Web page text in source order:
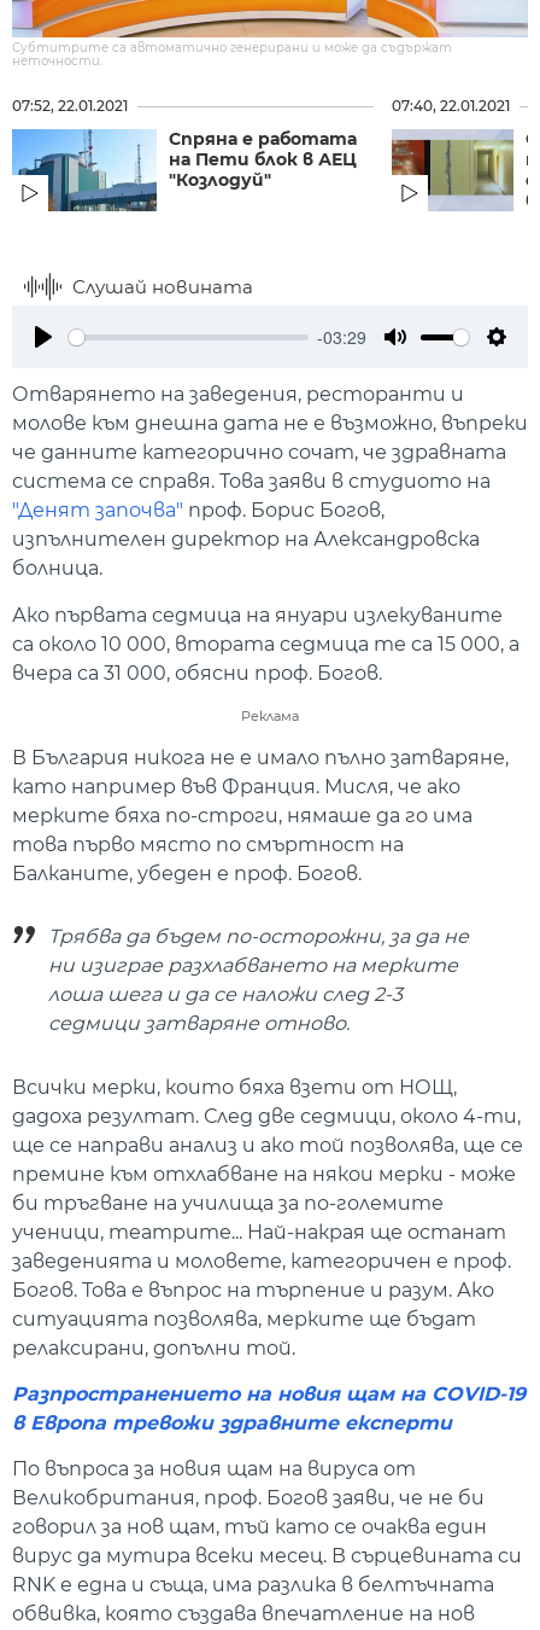
Субтитрите са автоматично генерирани и може да съдържат
неточности.
07:52, 22.01.2021
Спряна е работата
на Пети блок в АЕЦ
"Козлодуй"
07:40, 22.01.2021
Слушай новината
-03:29
Отварянето на заведения, ресторанти и
молове към днешна дата не е възможно, въпреки
че данните категорично сочат, че здравната
система се справя. Това заяви в студиото на
"Денят започва" проф. Борис Богов,
изпълнителен директор на Александровска
болница.
Ако първата седмица на януари излекуваните
са около 10 000, втората седмица те са 15 000, а
вчера са 31 000, обясни проф. Богов.
Реклама
В България никога не е имало пълно затваряне,
като например във Франция. Мисля, че ако
мерките бяха по-строги, нямаше да го има
това първо място по смъртност на
Балканите, убеден е проф. Богов.
Трябва да бъдем по-осторожни, за да не
ни изиграе разхлабването на мерките
лоша шега и да се наложи след 2-3
седмици затваряне отново.
Всички мерки, които бяха взети от НОЩ,
дадоха резултат. След две седмици, около 4-ти,
ще се направи анализ и ако той позволява, ще се
премине към отхлабване на някои мерки - може
би тръгване на училища за по-големите
ученици, театрите... Най-накрая ще останат
заведенията и моловете, категоричен е проф.
Богов. Това е въпрос на търпение и разум. Ако
ситуацията позволява, мерките ще бъдат
релаксирани, допълни той.
Разпространението на новия щам на COVID-19
в Европа тревожи здравните експерти
По въпроса за новия щам на вируса от
Великобритания, проф. Богов заяви, че не би
говорил за нов щам, тъй като се очаква един
вирус да мутира всеки месец. В сърцевината си
RNK е една и съща, има разлика в белтъчната
обвивка, която създава впечатление на нов